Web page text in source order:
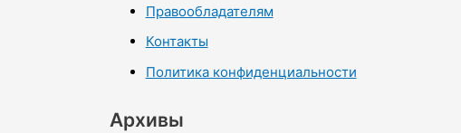
Правообладателям
Контакты
Политика конфиденциальности
Архивы